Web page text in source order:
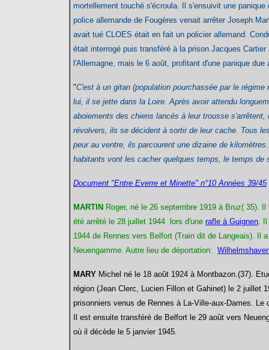
mortellement touché s'écroula. Il s'ensuivit une
police allemande de Fougères venait arrêter Joseph
avait tué CLOES était en fait un policier allemand.
était interrogé puis transféré à la prison Jacques
l'Allemagne, mais le 6 août, profitant d'une panique
"C'est à un gitan (population pourchassée par le
lui, il se jette dans la Loire. Après avoir attendu
aboiements des chiens lancés à leur trousse
révolvers, ils se décident à sortir de leur cache. Tous
peur au ventre, ils parcourent une dizaine de
habitants vont les cacher quelques temps, le temps de
Document "Entre Everre et Minette" n°10 Années 39/45
MARTIN Roger, né le 26 septembre 1919 à Bruz( 35).
été arrêté le 28 juillet 1944 lors d'une rafle à Guignen
1944 de Rennes vers Belfort (Train dit de Langeais). Il
Neuengamme. Autre lieu de déportation:
MARY Michel né le 18 août 1924 à Montbazon.(37).
région (Jean Clerc, Lucien Fillon et Gahinet) le 2 juillet
prisonniers venus de Rennes à La-Ville-aux-Dames.
Il est ensuite transféré de Belfort le 29 août vers
où il décède le 5 janvier 1945.